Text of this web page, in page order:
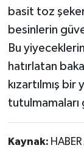
basit toz
besinlerin
Bu
hatırlatan
kızartılmış
tutulmamaları
Kaynak: HABER